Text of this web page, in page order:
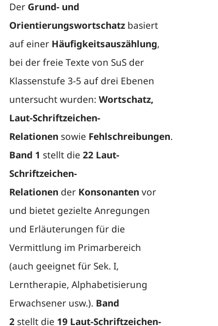
Der Grund- und
Orientierungswortschatzbasiert
auf einer Häufigkeitsauszählung,
bei der freie Texte von SuS der
Klassenstufe 3-5 auf drei Ebenen
untersucht wurden: Wortschatz,
Laut-Schriftzeichen-
Relationen sowie Fehlschreibungen.
Band 1 stellt die 22 Laut-
Schriftzeichen-
Relationen der Konsonanten vor
und bietet gezielte Anregungen
und Erläuterungen für die
Vermittlung im Primarbereich
(auch geeignet für Sek. I,
Lerntherapie, Alphabetisierung
Erwachsener usw.). Band
2stellt die 19 Laut-Schriftzeichen-